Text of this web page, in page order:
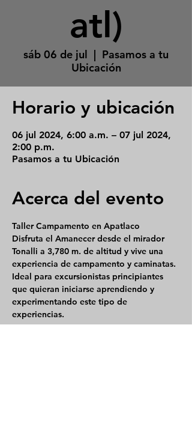
atl)
sáb 06 de jul
  |
Pasamos a tu
Ubicación
Horario y ubicación
06 jul 2024, 6:00 a.m. – 07 jul 2024,
2:00 p.m.
Pasamos a tu Ubicación
Acerca del evento
Taller Campamento en Apatlaco
Disfruta el Amanecer desde el mirador
Tonalli a 3,780 m. de altitud y vive una
experiencia de campamento y caminatas.
Ideal para excursionistas principiantes
que quieran iniciarse aprendiendo y
experimentando este tipo de
experiencias.